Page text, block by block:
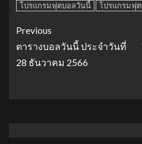
โปรแกรมฟุตบอลวันนี้
โปรแกรมฟุ
Previous
ตารางบอลวันนี้ ประจำวันที่
28 ธันวาคม 2566